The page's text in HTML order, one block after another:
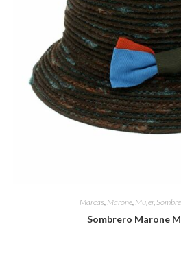
Marcas, Marone, Mujer,
Sombrero Marone